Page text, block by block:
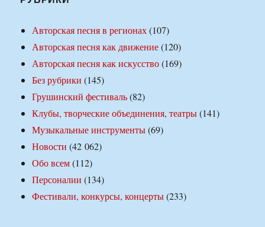
Авторская песня в регионах(107)
Авторская песня как движение(120)
Авторская песня как искусство(169)
Без рубрики (145)
Грушинский фестиваль(82)
Клубы, творческие объединения, театры(141)
Музыкальные инструменты(69)
Новости (42 062)
Обо всем(112)
Персоналии (134)
Фестивали, конкурсы, концерты(233)